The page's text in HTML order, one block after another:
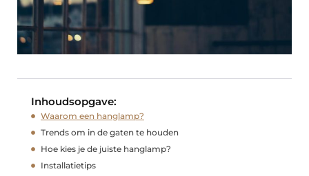
Inhoudsopgave:
Waarom een hanglamp?
Trends om in de gaten te houden
Hoe kies je de juiste hanglamp?
Installatietips